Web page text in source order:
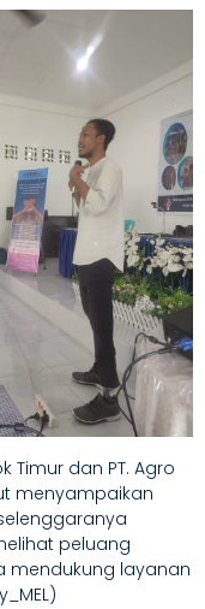
Timur dan PT. Agro
menyampaikan
peluang
mendukung layanan